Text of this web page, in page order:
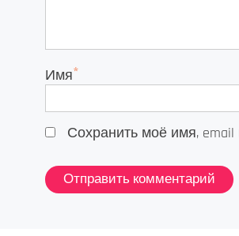
Имя*
Сохранить моё имя,